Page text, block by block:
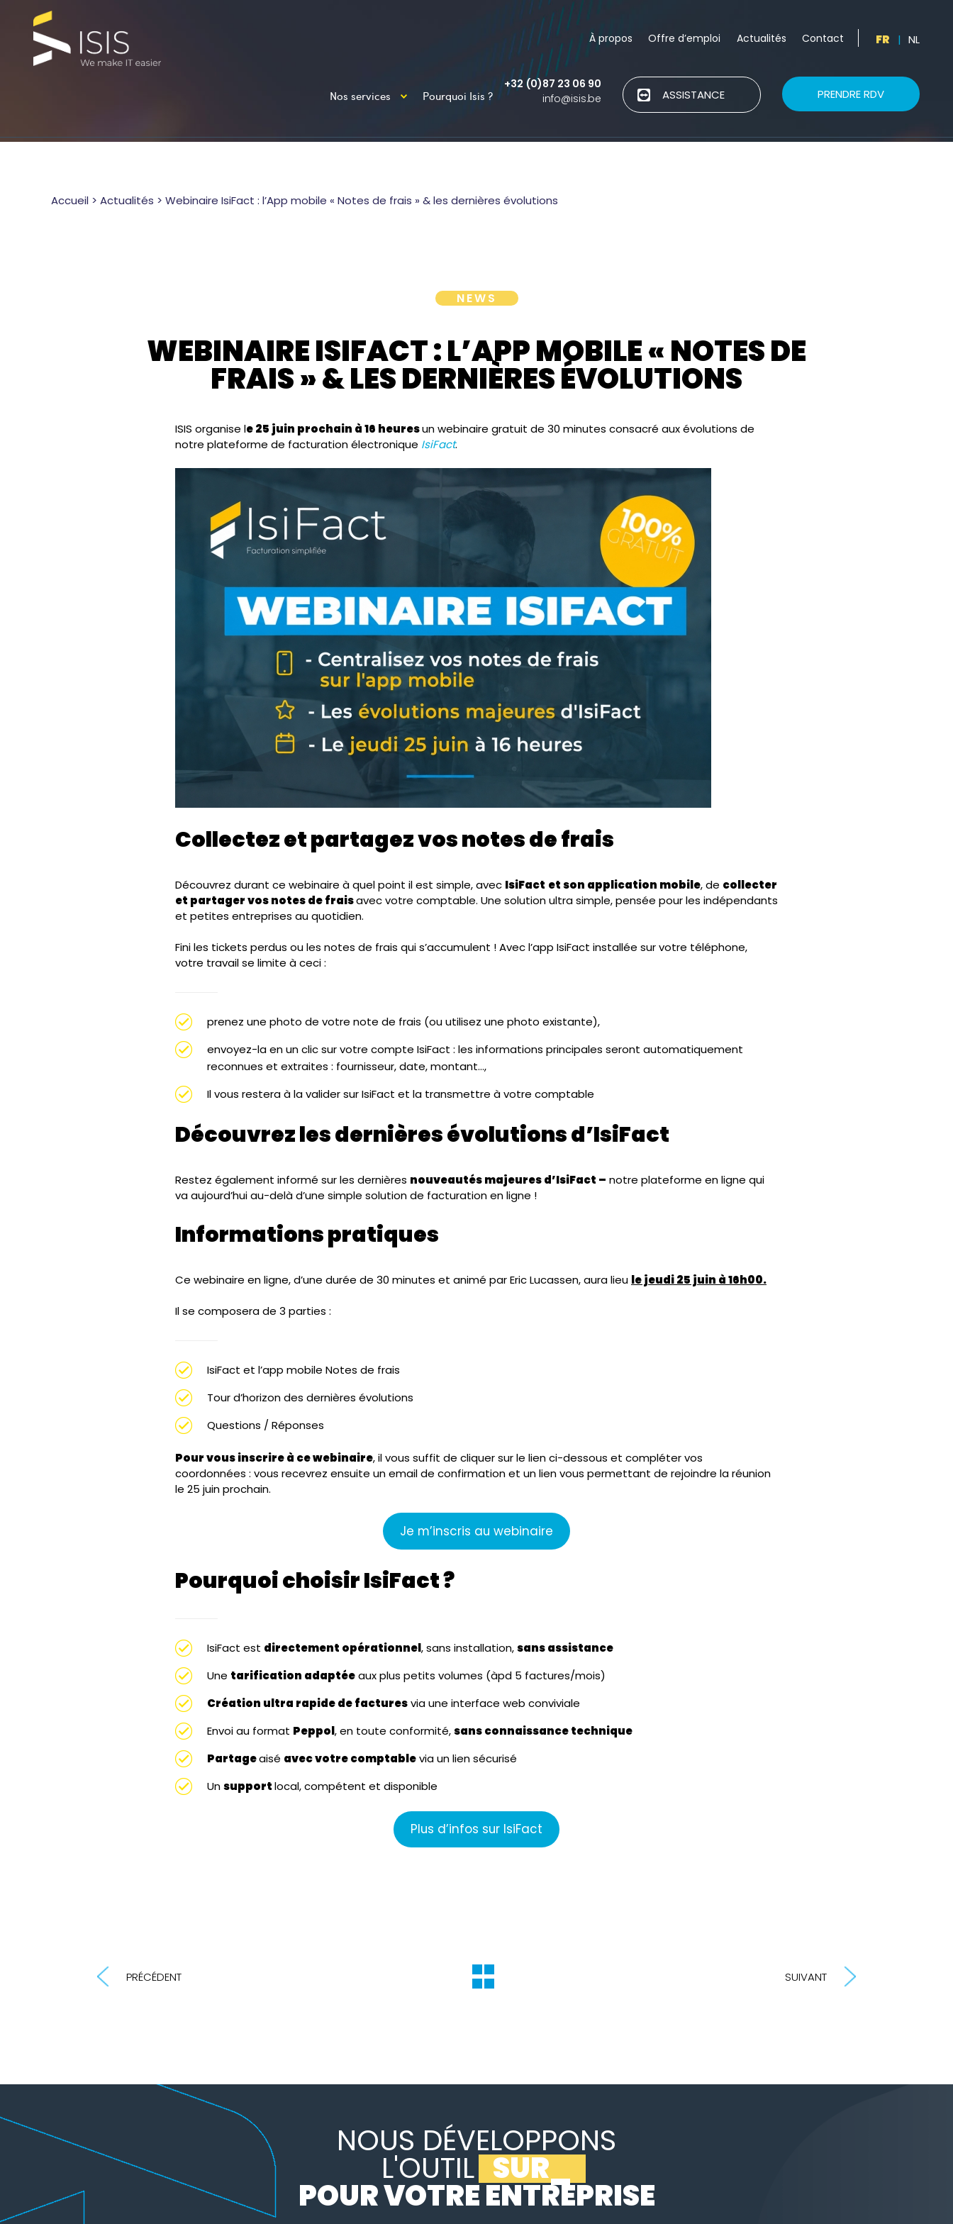
À propos Offre d’emploi Actualités Contact FR | NL
Nos services Pourquoi Isis ?
+32 (0)87 23 06 90
info@isis.be
ASSISTANCE PRENDRE RDV
Accueil > Actualités > Webinaire IsiFact : l’App mobile « Notes de frais » & les dernières évolutions
NEWS
WEBINAIRE ISIFACT : L’APP MOBILE « NOTES DE
FRAIS » & LES DERNIÈRES ÉVOLUTIONS
ISIS organise le 25 juin prochain à 16 heuresun webinaire gratuit de 30 minutes consacré aux évolutions de
notre plateforme de facturation électronique IsiFact.
Collectez et partagez vos notes de frais
Découvrez durant ce webinaire à quel point il est simple, avec IsiFact et son application mobile, de collecter
et partager vos notes de fraisavec votre comptable. Une solution ultra simple, pensée pour les indépendants
et petites entreprises au quotidien.
Fini les tickets perdus ou les notes de frais qui s’accumulent ! Avec l’app IsiFact installée sur votre téléphone,
votre travail se limite à ceci :
prenez une photo de votre note de frais (ou utilisez une photo existante),
envoyez-la en un clic sur votre compte IsiFact : les informations principales seront automatiquement
reconnues et extraites : fournisseur, date, montant…,
Il vous restera à la valider sur IsiFact et la transmettre à votre comptable
Découvrez les dernières évolutions d’IsiFact
Restez également informé sur les dernières nouveautés majeures d’IsiFact – notre plateforme en ligne qui
va aujourd’hui au-delà d’une simple solution de facturation en ligne !
Informations pratiques
Ce webinaire en ligne, d’une durée de 30 minutes et animé par Eric Lucassen, aura lieu le jeudi 25 juin à 16h00.
Il se composera de 3 parties :
IsiFact et l’app mobile Notes de frais
Tour d’horizon des dernières évolutions
Questions / Réponses
Pour vous inscrire à ce webinaire, il vous suffit de cliquer sur le lien ci-dessous et compléter vos
coordonnées : vous recevrez ensuite un email de confirmation et un lien vous permettant de rejoindre la réunion
le 25 juin prochain.
Je m’inscris au webinaire
Pourquoi choisir IsiFact ?
IsiFact est directement opérationnel, sans installation,sans assistance
Une tarification adaptéeaux plus petits volumes (àpd 5 factures/mois)
Création ultra rapide de facturesvia une interface web conviviale
Envoi au format Peppol, en toute conformité,sans connaissance technique
Partageaisé avec votre comptablevia un lien sécurisé
Unsupportlocal, compétent et disponible
Plus d’infos sur IsiFact
PRÉCÉDENT SUIVANT
NOUS DÉVELOPPONS
L'OUTIL SUR MESURE
POUR VOTRE ENTREPRISE